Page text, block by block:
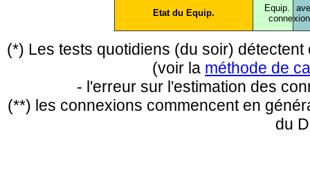
Etat du Equip.
Equip.
conne
(*) Les tests quotidiens (du soir)
(voir la méthode de
- l'erreur sur l'estimation des
(**) les connexions commencent en
du